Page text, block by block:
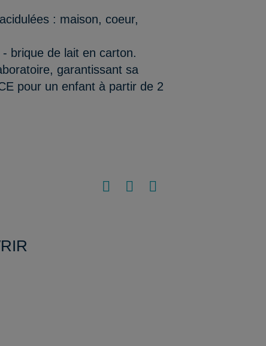
: maison, coeur,
brique de lait en carton.
garantissant sa
pour un enfant à partir de 2